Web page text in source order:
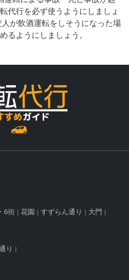
代行を必ず使うようにしましょ
が飲酒運転をしそうになった場
るようにしましょう。
6街 花園 すずらん通り
大門
り